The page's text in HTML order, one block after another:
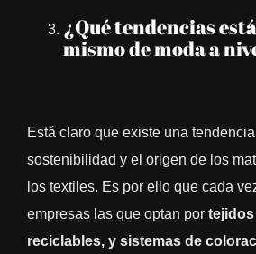
¿Qué tendencias
mismo de moda a
Está claro que existe una
sostenibilidad y el origen de los
los textiles. Es por ello que cada
empresas las que optan por
reciclables, y sistemas de